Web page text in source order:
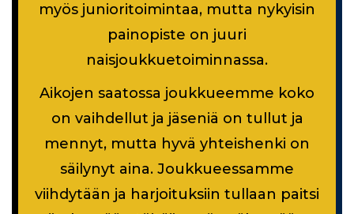
myös junioritoimintaa, mutta nykyisin
painopiste on juuri
naisjoukkuetoiminnassa.
Aikojen saatossa joukkueemme koko
on vaihdellut ja jäseniä on tullut ja
mennyt, mutta hyvä yhteishenki on
säilynyt aina. Joukkueessamme
viihdytään ja harjoituksiin tullaan paitsi